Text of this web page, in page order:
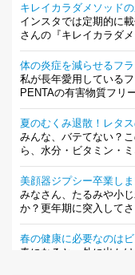
キレイカラダメソッドの
インスタでは定期的に
さんの『キレイカラダメ
体の炎症を減らせるフ
私が長年愛用している
PENTAの有害物質フリ
夏のむくみ退散！レタス
みんな、バテてない？
ら、水分・ビタミン・
美顔器ジプシー卒業しま
みなさん、たるみや小
か？更年期に突入してさ
春の健康に必要なのは
春になると、外に出かけ